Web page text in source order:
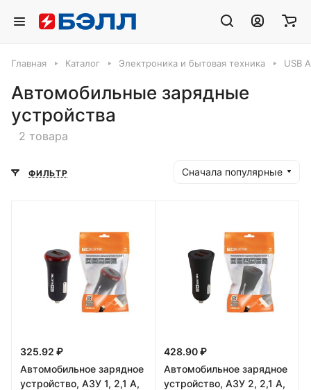
Главная Каталог Электроника и бытовая техника USB
Автомобильные зарядные
устройства
2 товара
ФИЛЬТР Сначала популярные
325.92 ₽
Автомобильное зарядное
устройство, АЗУ 1, 2,1 А,
428.90 ₽
Автомобильное зарядное
устройство, АЗУ 2, 2,1 А,